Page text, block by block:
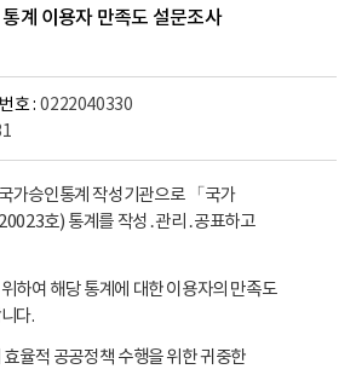
계 이용자 만족도 설문조사
호 : 0222040330
가승인통계 작성기관으로 「국가
호) 통계를 작성․관리․공표하고
하여 해당 통계에 대한 이용자의 만족도
다.
율적 공공정책 수행을 위한 귀중한